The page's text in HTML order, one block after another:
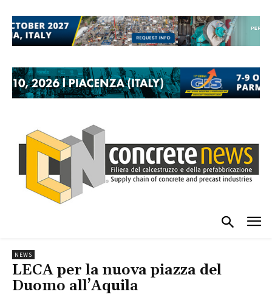
NEWS
LECA per la nuova piazza del
Duomo all’Aquila